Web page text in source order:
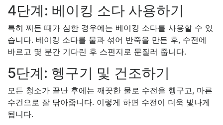
4단계: 베이킹 소다 사용하기
특히 찌든 때가 심한 경우에는 베이킹 소다를 사용할 수 있
습니다. 베이킹 소다를 물과 섞어 반죽을 만든 후, 수전에
바르고 몇 분간 기다린 후 스펀지로 문질러 줍니다.
5단계: 헹구기 및 건조하기
모든 청소가 끝난 후에는 깨끗한 물로 수전을 헹구고, 마른
수건으로 잘 닦아줍니다. 이렇게 하면 수전이 더욱 빛나게
됩니다.